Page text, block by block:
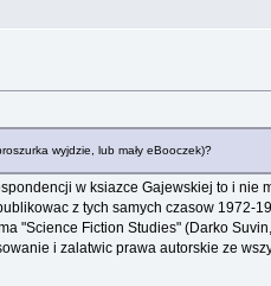
wyjdzie, lub mały eBooczek)?
w ksiazce Gajewskiej to i nie
z tych samych czasow
"Science Fiction Studies" (Darko
i zalatwic prawa autorskie ze